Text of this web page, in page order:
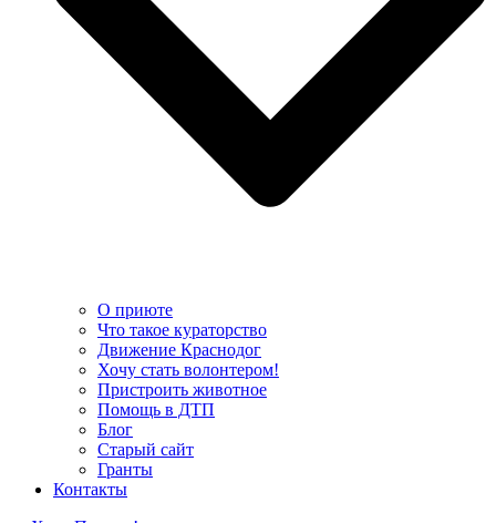
О приюте
Что такое кураторство
Движение Краснодог
Хочу стать волонтером!
Пристроить животное
Помощь в ДТП
Блог
Старый сайт
Гранты
Контакты